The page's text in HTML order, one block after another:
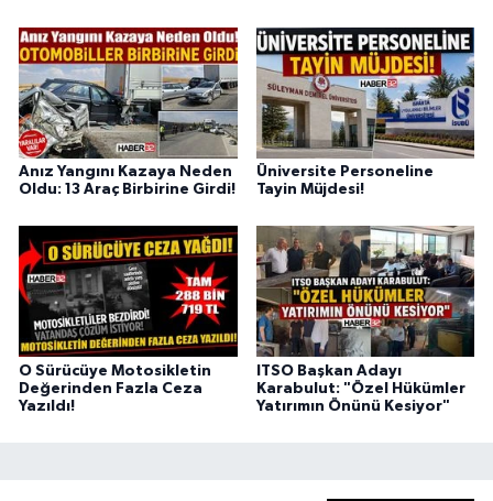
Anız Yangını Kazaya Neden
Oldu: 13 Araç Birbirine Girdi!
Üniversite Personeline
Tayin Müjdesi!
O Sürücüye Motosikletin
Değerinden Fazla Ceza
Yazıldı!
ITSO Başkan Adayı
Karabulut: "Özel Hükümler
Yatırımın Önünü Kesiyor"